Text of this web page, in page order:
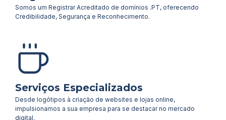
Somos um Registrar Acreditado de domínios .PT, oferecendo
Credibilidade, Segurança e Reconhecimento.
Serviços Especializados
Desde logótipos à criação de websites e lojas online,
impulsionamos a sua empresa para se destacar no mercado
digital.